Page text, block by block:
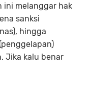
ini melanggar hak
sanksi
hingga
Jika kalu benar